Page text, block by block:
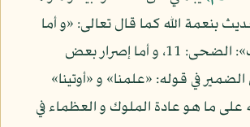
بنعمة الله كما قال تعالى: «و أما
بنعمة ربك فحدث»: الضحى: 11، و أما إصرار بعض
في قوله: «علمنا» و «أوتينا»
على ما هو عادة الملوك و العظماء في